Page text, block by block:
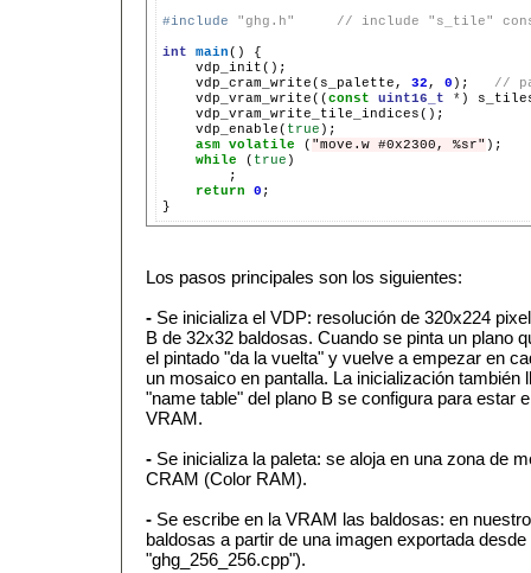
#include "ghg.h"     // include "s_tile"
int main()
vdp_cram_write(s_palette,
32 , 0 );
//
vdp_vram_write(( const uint16_t * )
vdp_enable( true
asm
volatile ( "move.w #0x2300, %sr" );
while
( true
return
0 ;
Los pasos principales son los siguientes:
- Se inicializa el VDP: resolución de 320x224
B de 32x32 baldosas. Cuando se pinta un plano
el pintado "da la vuelta" y vuelve a empezar en
un mosaico en pantalla. La inicialización también
"name table" del plano B se configura para estar
VRAM.
- Se inicializa la paleta: se aloja en una zona de
CRAM (Color RAM).
- Se escribe en la VRAM las baldosas: en
baldosas a partir de una imagen exportada
"ghg_256_256.cpp").